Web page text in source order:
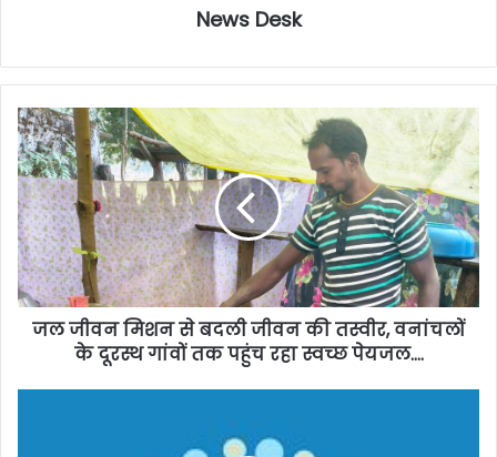
News Desk
जल जीवन मिशन से बदली जीवन की तस्वीर, वनांचलों
के दूरस्थ गांवों तक पहुंच रहा स्वच्छ पेयजल….